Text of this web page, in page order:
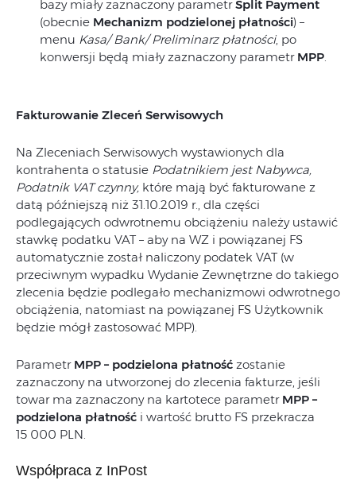
bazy miały zaznaczony parametrSplit Payment
(obecnie Mechanizm podzielonej płatności) –
menu Kasa/ Bank/ Preliminarz płatności, po
konwersji będą miały zaznaczony parametr MPP.
Fakturowanie Zleceń Serwisowych
Na Zleceniach Serwisowych wystawionych dla
kontrahenta o statusie Podatnikiem jest Nabywca,
Podatnik VAT czynny, które mają być fakturowane z
datą późniejszą niż 31.10.2019 r., dla części
podlegających odwrotnemu obciążeniu należy ustawić
stawkę podatku VAT – aby na WZ i powiązanej FS
automatycznie został naliczony podatek VAT (w
przeciwnym wypadku Wydanie Zewnętrzne do takiego
zlecenia będzie podlegało mechanizmowi odwrotnego
obciążenia, natomiast na powiązanej FS Użytkownik
będzie mógł zastosować MPP).
Parametr MPP – podzielona płatność zostanie
zaznaczony na utworzonej do zlecenia fakturze, jeśli
towar ma zaznaczony na kartotece parametr MPP –
podzielona płatność i wartość brutto FS przekracza
15 000 PLN.
Współpraca z InPost